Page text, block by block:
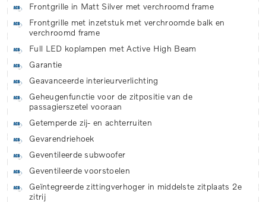
Frontgrille in Matt Silver met verchroomd frame
Frontgrille met inzetstuk met verchroomde balk en
verchroomd frame
Full LED koplampen met Active High Beam
Garantie
Geavanceerde interieurverlichting
Geheugenfunctie voor de zitpositie van de
passagierszetel vooraan
Getemperde zij- en achterruiten
Gevarendriehoek
Geventileerde subwoofer
Geventileerde voorstoelen
Geïntegreerde zittingverhoger in middelste zitplaats 2e
zitrij